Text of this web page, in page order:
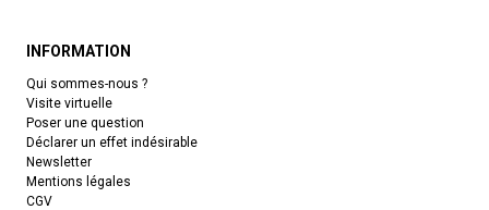
INFORMATION
Qui sommes-nous ?
Visite virtuelle
Poser une question
Déclarer un effet indésirable
Newsletter
Mentions légales
CGV